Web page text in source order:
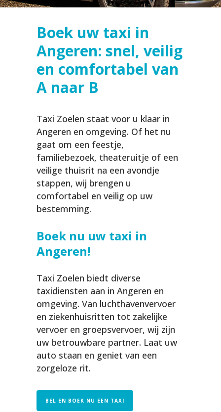
Boek uw taxi in
Angeren: snel, veilig
en comfortabel van
A naar B
Taxi Zoelen staat voor u klaar in
Angeren en omgeving. Of het nu
gaat om een feestje,
familiebezoek, theateruitje of een
veilige thuisrit na een avondje
stappen, wij brengen u
comfortabel en veilig op uw
bestemming.
Boek nu uw taxi in
Angeren!
Taxi Zoelen biedt diverse
taxidiensten aan in Angeren en
omgeving. Van luchthavenvervoer
en ziekenhuisritten tot zakelijke
vervoer en groepsvervoer, wij zijn
uw betrouwbare partner. Laat uw
auto staan en geniet van een
zorgeloze rit.
BEL EN BOEK NU EEN TAXI